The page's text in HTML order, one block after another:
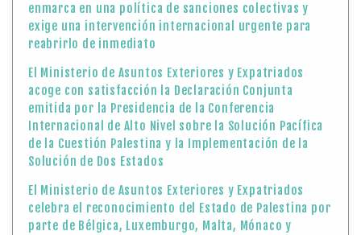
enmarca en una política de sanciones colectivas y
exige una intervención internacional urgente para
reabrirlo de inmediato
El Ministerio de Asuntos Exteriores y Expatriados
acoge con satisfacción la Declaración Conjunta
emitida por la Presidencia de la Conferencia
Internacional de Alto Nivel sobre la Solución Pacífica
de la Cuestión Palestina y la Implementación de la
Solución de Dos Estados
El Ministerio de Asuntos Exteriores y Expatriados
celebra el reconocimiento del Estado de Palestina por
parte de Bélgica, Luxemburgo, Malta, Mónaco y